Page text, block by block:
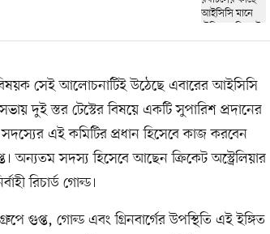
সেই আলোচনাটিই উঠেছে এবারের আইসিসি
দুই স্তর টেস্টের বিষয়ে একটি সুপারিশ প্রদানের
এই কমিটির প্রধান হিসেবে কাজ করবেন
অন্যতম সদস্য হিসেবে আছেন ক্রিকেট অস্ট্রেলিয়ার
রিচার্ড গোল্ড।
গুপ্ত, গোল্ড এবং গ্রিনবার্গের উপস্থিতি এই ইঙ্গিত